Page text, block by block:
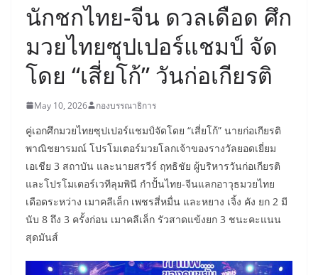
นักชกไทย-จีน ดวลเดือด ศึก
มวยไทยซุปเปอร์แชมป์ จัด
โดย “เสี่ยโก้” วันก่อเกียรติ
May 10, 2026 กองบรรณาธิการ
คู่เอกศึกมวยไทยซุปเปอร์แชมป์จัดโดย “เสี่ยโก้” นายก่อเกียรติ
พาณิชยารมณ์ โปรโมเตอร์มวยโลกเจ้าของรางวัลยอดเยี่ยม
เอเชีย 3 สถาบัน และนายสรวีร์ ฤทธิชัย ผู้บริหารวันก่อเกียรติ
และโปรโมเตอร์เวทีลุมพินี กำปั้นไทย-จีนแลกอาวุธมวยไทย
เดือดระหว่าง เมาคลีเล็ก เพชรสี่หมื่น และหยาง เจิ้ง คัง ยก 2 มี
นับ 8 ถึง 3 ครั้งก่อน เมาคลีเล็ก รัวสาดแข้งยก 3 ชนะคะแนน
สุดมันส์